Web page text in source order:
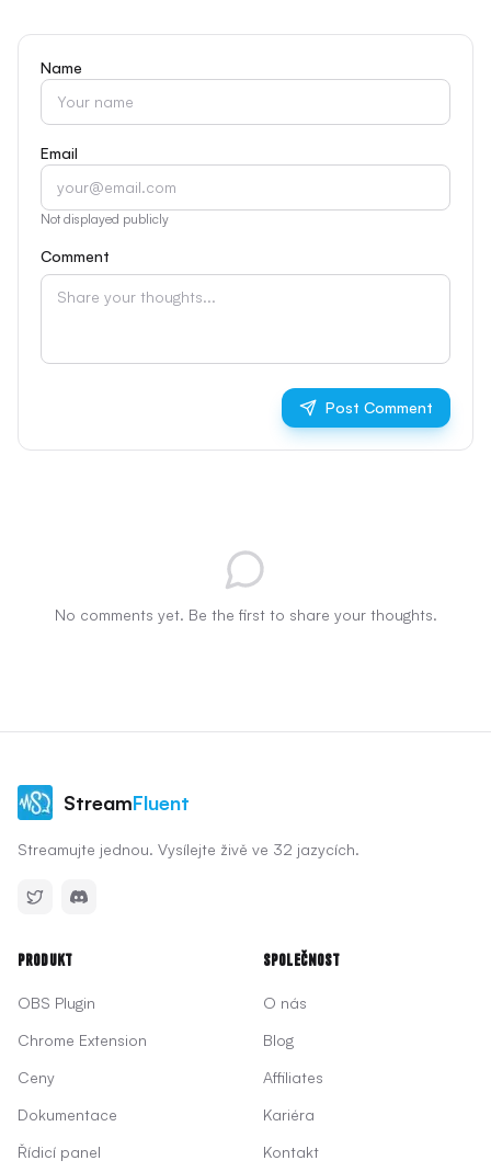
Name
Email
Not displayed publicly
Comment
Post Comment
No comments yet. Be the first to share your thoughts.
StreamFluent
Streamujte jednou. Vysílejte živě ve 32 jazycích.
Produkt
OBS Plugin
Chrome Extension
Ceny
Dokumentace
Řídicí panel
Společnost
O nás
Blog
Affiliates
Kariéra
Kontakt